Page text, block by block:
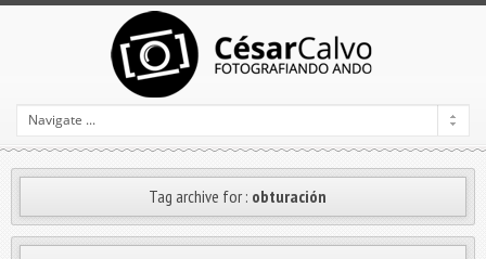
Tag archive for : obturación